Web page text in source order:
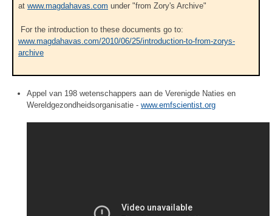
at www.magdahavas.com under "from Zory's Archive"
For the introduction to these documents go to:
www.magdahavas.com/2010/06/25/introduction-to-from-zorys-
archive
Appel van 198 wetenschappers aan de Verenigde Naties en
Wereldgezondheidsorganisatie - www.emfscientist.org